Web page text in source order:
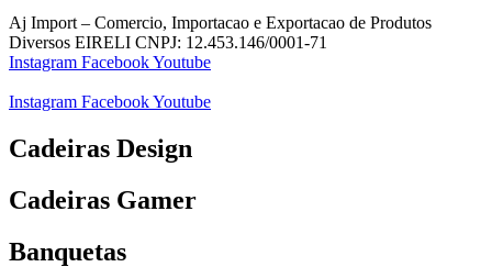
Aj Import – Comercio, Importacao e Exportacao de Produtos
Diversos EIRELI CNPJ: 12.453.146/0001-71
Instagram FacebookYoutube
Instagram FacebookYoutube
Cadeiras Design
Cadeiras Gamer
Banquetas